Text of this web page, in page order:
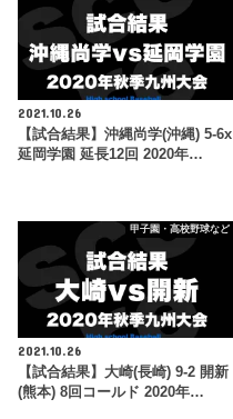
2021.10.26
【試合結果】沖縄尚学(沖縄) 5-6x
延岡学園 延長12回 2020年…
甲子園・高校野球など
2021.10.26
【試合結果】大崎(長崎) 9-2 開新
(熊本) 8回コールド 2020年…